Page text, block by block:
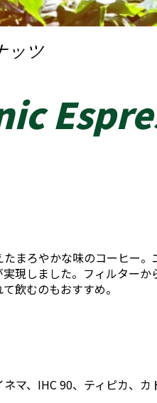
ッツ
まろやかな味のコーヒー。
現しました。フィルター
飲むのもおすすめ。
マ、IHC 90、ティピカ、カ